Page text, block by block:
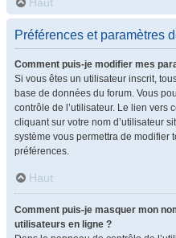
Préférences et paramètres
Comment puis-je modifier mes
Si vous êtes un utilisateur inscrit,
base de données du forum. Vous
contrôle de l’utilisateur. Le lien vers
cliquant sur votre nom d’utilisateur
système vous permettra de modifier
préférences.
Haut
Comment puis-je masquer mon
utilisateurs en ligne ?